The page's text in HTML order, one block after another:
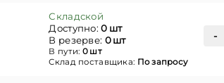
Складской
Доступно:0 шт
В резерве: 0 шт
В пути: 0 шт
Склад поставщика: По запросу